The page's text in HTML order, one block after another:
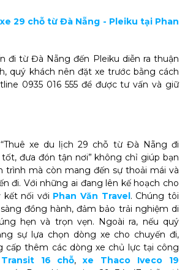
29 chỗ từ Đà Nẵng - Pleiku tại Phan
đi từ Đà Nẵng đến Pleiku diễn ra thuận
quý khách nên đặt xe trước bằng cách
0935 016 555 để được tư vấn và giữ
xe du lịch 29 chỗ từ Đà Nẵng đi
tốt, đưa đón tận nơi” không chỉ giúp bạn
trình mà còn mang đến sự thoải mái và
đi. Với những ai đang lên kế hoạch cho
kết nối với Phan Văn Travel . Chúng tôi
đồng hành, đảm bảo trải nghiệm di
hẹn và trọn vẹn.
Ngoài ra, nếu quý
sự lựa chọn dòng xe cho chuyến đi,
cấp thêm các dòng xe chủ lực tại công
16 chỗ,xe Thaco Iveco 19